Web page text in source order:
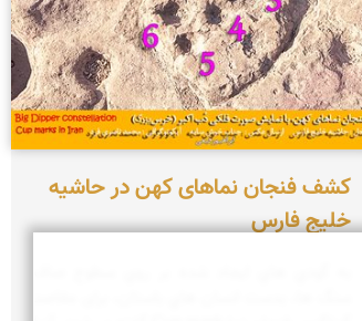
کشف فنجان نماهای کهن در حاشیه
خلیج فارس